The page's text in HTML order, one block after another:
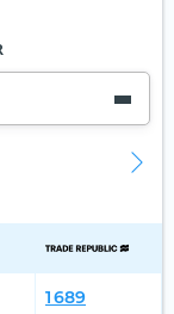
1 689